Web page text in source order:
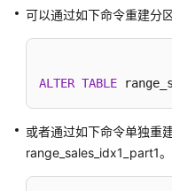
调
优
南
考
最
可以通过如下命令重建分
ALTER TABLE
或者通过如下命令单独重
range_sales_idx1_part1。